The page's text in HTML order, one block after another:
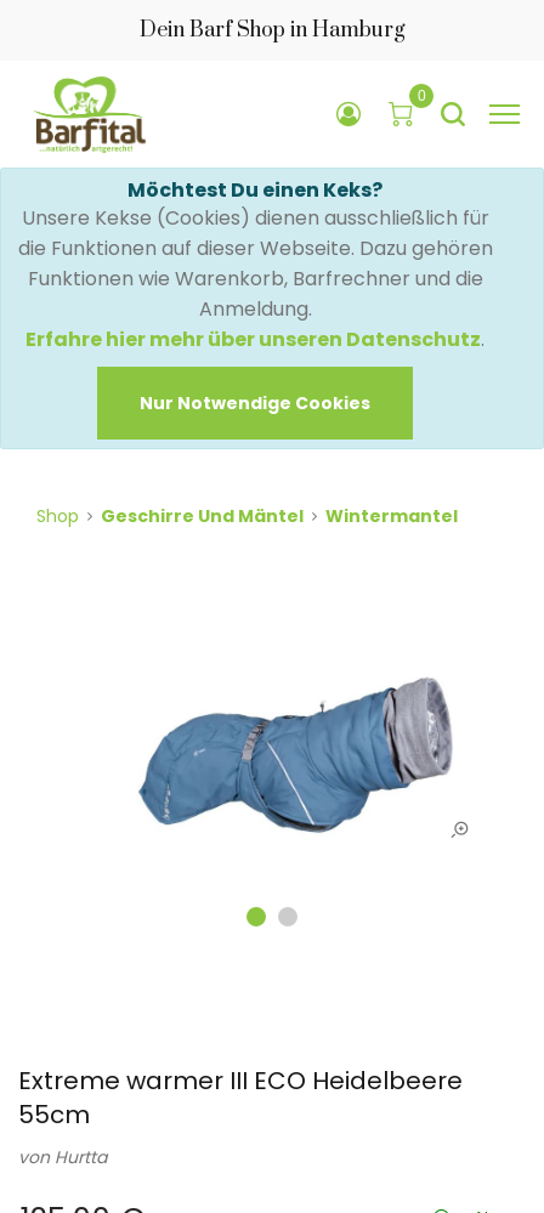
Dein Barf Shop in Hamburg
0
Möchtest Du einen Keks?
Unsere Kekse (Cookies) dienen ausschließlich für
die Funktionen auf dieser Webseite. Dazu gehören
Funktionen wie Warenkorb, Barfrechner und die
Anmeldung.
Erfahre hier mehr über unseren Datenschutz.
Nur Notwendige Cookies
Shop Geschirre Und Mäntel Wintermantel
Extreme warmer III ECO Heidelbeere
55cm
von Hurtta